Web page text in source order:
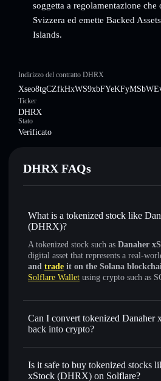
soggetta a regolamentazione che
Svizzera ed emette Backed
Islands.
Indirizzo del contratto DHRX
Ticker
DHRX
Stato
Verificato
DHRX FAQs
What is a tokenized stock like
(DHRX)?
A tokenized stock such as Danaher
digital asset that represents a real-
and trade it on the Solana
Solflare Wallet using crypto such as
Can I convert tokenized
back into crypto?
Danaher
Is it safe to buy tokenized stocks
xStock (DHRX) on Solflare?